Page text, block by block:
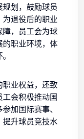
划，鼓励球员
退役后的职业
障，员工会为球
的职业环境，体
职业权益，还致
会积极推动国
加国际赛事、
升球员竞技水